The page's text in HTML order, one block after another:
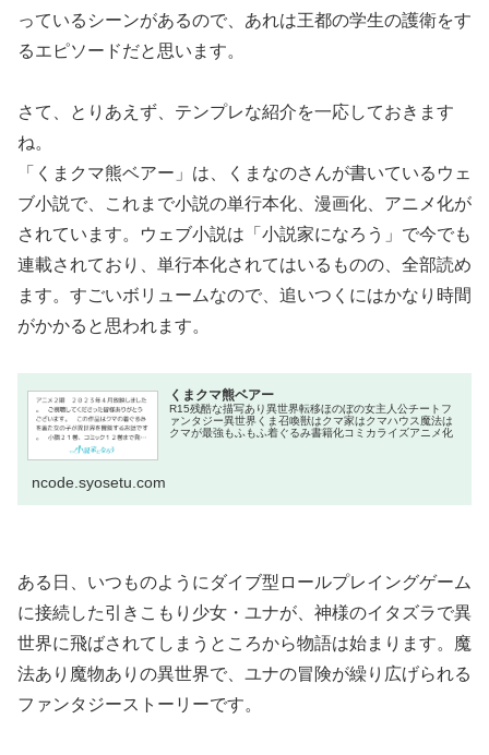
っているシーンがあるので、あれは王都の学生の護衛をす
るエピソードだと思います。
さて、とりあえず、テンプレな紹介を一応しておきます
ね。
「くまクマ熊ベアー」は、くまなのさんが書いているウェ
ブ小説で、これまで小説の単行本化、漫画化、アニメ化が
されています。ウェブ小説は「小説家になろう」で今でも
連載されており、単行本化されてはいるものの、全部読め
ます。すごいボリュームなので、追いつくにはかなり時間
がかかると思われます。
くまクマ熊ベアー
R15残酷な描写あり異世界転移ほのぼの女主人公チートフ
ァンタジー異世界くま召喚獣はクマ家はクマハウス魔法は
クマが最強もふもふ着ぐるみ書籍化コミカライズアニメ化
ncode.syosetu.com
ある日、いつものようにダイブ型ロールプレイングゲーム
に接続した引きこもり少女・ユナが、神様のイタズラで異
世界に飛ばされてしまうところから物語は始まります。魔
法あり魔物ありの異世界で、ユナの冒険が繰り広げられる
ファンタジーストーリーです。